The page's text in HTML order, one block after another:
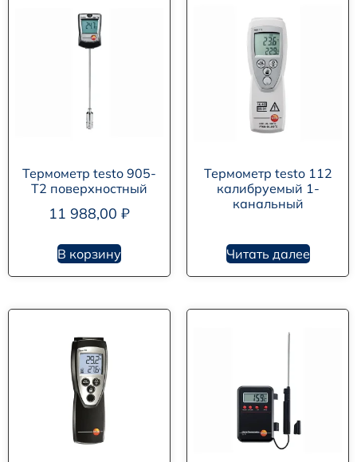
Термометр testo 905-
T2 поверхностный
11 988,00 ₽
В корзину
Термометр testo 112
калибруемый 1-
канальный
Читать далее